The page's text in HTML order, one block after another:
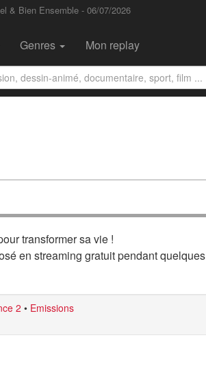
& Bien Ensemble - 06/07/2026
Genres Mon replay
transformer sa vie !
en streaming gratuit pendant quelques
2 • Emissions